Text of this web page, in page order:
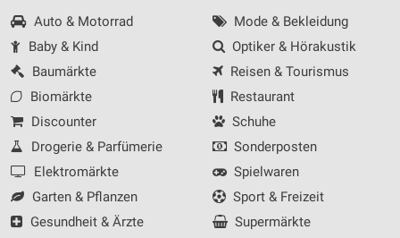
Auto & Motorrad
Baby & Kind
Baumärkte
Biomärkte
Discounter
Drogerie & Parfümerie
Elektromärkte
Garten & Pflanzen
Gesundheit & Ärzte
Mode & Bekleidung
Optiker & Hörakustik
Reisen & Tourismus
Restaurant
Schuhe
Sonderposten
Spielwaren
Sport & Freizeit
Supermärkte